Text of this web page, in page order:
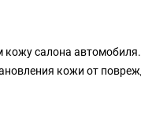
кожу салона
кожи от